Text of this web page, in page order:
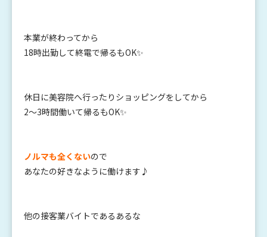
本業が終わってから
18時出勤して終電で帰るもOK✨
休日に美容院へ行ったり ショッピングをしてから
2〜3時間働いて帰るもOK✨
ノルマも全くないので
あなたの好きなように働けます♪
他の接客業バイトであるあるな